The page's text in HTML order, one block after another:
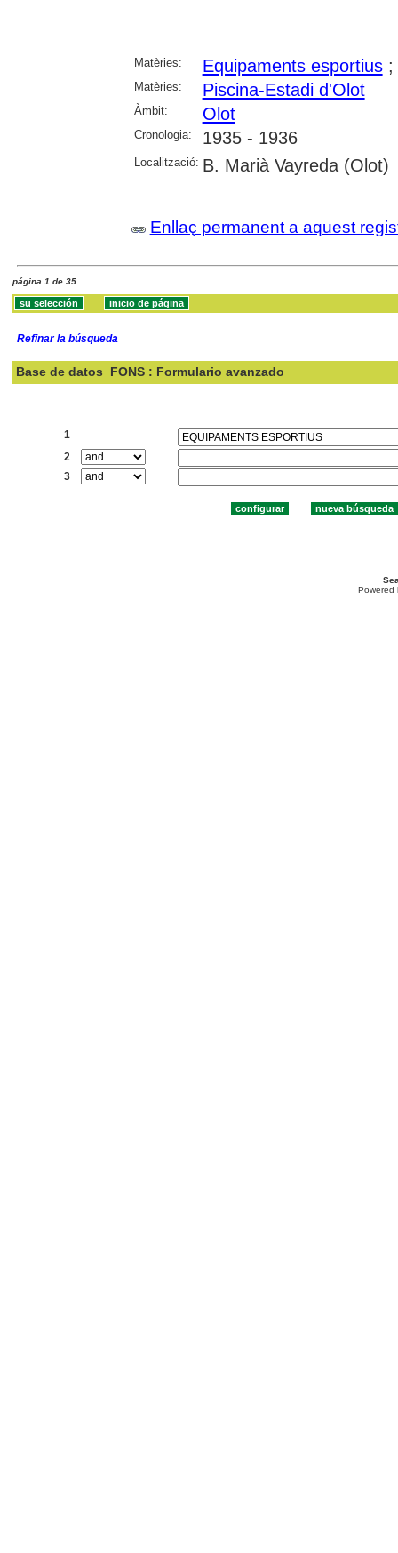
Matèries: Equipaments esportius;
Matèries: Piscina-Estadi d'Olot
Àmbit: Olot
Cronologia: 1935 - 1936
Localització: B. Marià Vayreda (Olot)
Enllaç permanent a aquest
página 1 de 35
Refinar la búsqueda
Base de datos FONS : Formulario avanzado
1
2
3